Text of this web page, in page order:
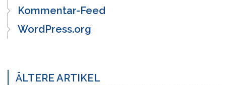
Kommentar-Feed
WordPress.org
ÄLTERE ARTIKEL